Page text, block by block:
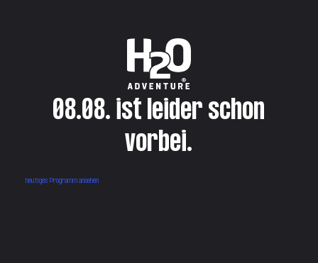
08.08. ist leider schon
vorbei.
heutiges Programm ansehen